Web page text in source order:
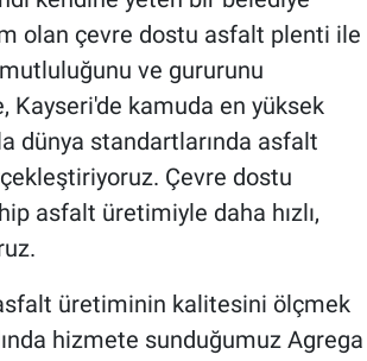
olan çevre dostu asfalt plenti ile
ve gururunu
Kayseri'de kamuda en yüksek
dünya standartlarında asfalt
Çevre dostu
asfalt üretimiyle daha hızlı,
üretiminin kalitesini ölçmek
hizmete sunduğumuz Agrega